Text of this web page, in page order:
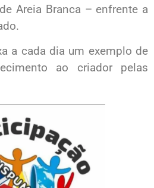
Areia Branca – enfrente a
a cada dia um exemplo de
ao criador pelas